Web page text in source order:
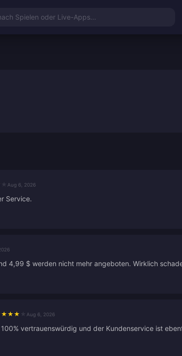
Spielen oder Live-Apps...
Aug 6, 2026
Service.
4,99 $ werden nicht mehr angeboten. Wirklich
★ ★ ★ Aug 6, 2026
vertrauenswürdig und der Kundenservice ist